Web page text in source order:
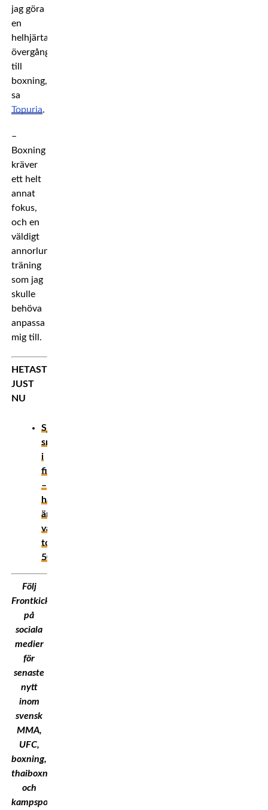
jag göra
en
helhjärtad
övergång
till
boxning,
sa
Topuria.
–
Boxning
kräver
ett helt
annat
fokus,
och en
väldigt
annorlunda
träning
som jag
skulle
behöva
anpassa
mig till.
HETAST
JUST
NU
Sjukaste
smeknamnen
i
fightvärlden
–
här
är
vår
topp
50!
Följ
Frontkick.Online
på
sociala
medier
för
senaste
nytt
inom
svensk
MMA,
UFC,
boxning,
thaiboxning
och
kampsport!